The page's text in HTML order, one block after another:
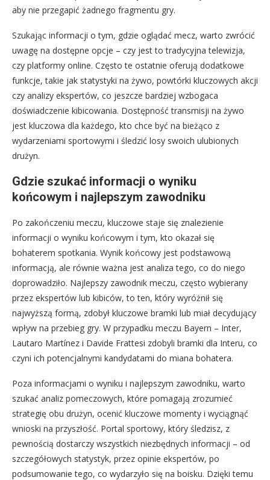
aby nie przegapić żadnego fragmentu gry.
Szukając informacji o tym, gdzie oglądać mecz, warto zwrócić
uwagę na dostępne opcje – czy jest to tradycyjna telewizja,
czy platformy online. Często te ostatnie oferują dodatkowe
funkcje, takie jak statystyki na żywo, powtórki kluczowych akcji
czy analizy ekspertów, co jeszcze bardziej wzbogaca
doświadczenie kibicowania. Dostępność transmisji na żywo
jest kluczowa dla każdego, kto chce być na bieżąco z
wydarzeniami sportowymi i śledzić losy swoich ulubionych
drużyn.
Gdzie szukać informacji o wyniku
końcowym i najlepszym zawodniku
Po zakończeniu meczu, kluczowe staje się znalezienie
informacji o wyniku końcowym i tym, kto okazał się
bohaterem spotkania. Wynik końcowy jest podstawową
informacją, ale równie ważna jest analiza tego, co do niego
doprowadziło. Najlepszy zawodnik meczu, często wybierany
przez ekspertów lub kibiców, to ten, który wyróżnił się
najwyższą formą, zdobył kluczowe bramki lub miał decydujący
wpływ na przebieg gry. W przypadku meczu Bayern – Inter,
Lautaro Martínez i Davide Frattesi zdobyli bramki dla Interu, co
czyni ich potencjalnymi kandydatami do miana bohatera.
Poza informacjami o wyniku i najlepszym zawodniku, warto
szukać analiz pomeczowych, które pomagają zrozumieć
strategię obu drużyn, ocenić kluczowe momenty i wyciągnąć
wnioski na przyszłość. Portal sportowy, który śledzisz, z
pewnością dostarczy wszystkich niezbędnych informacji – od
szczegółowych statystyk, przez opinie ekspertów, po
podsumowanie tego, co wydarzyło się na boisku. Dzięki temu